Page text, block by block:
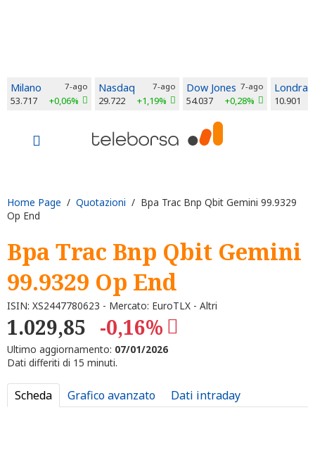
Milano 7-ago
53.717 +0,06%
Nasdaq 7-ago
29.722 +1,19%
Dow Jones 7-ago
54.037 +0,28%
Londra
10.901
Home Page / Quotazioni / Bpa Trac Bnp Qbit Gemini 99.9329
Op End
Bpa Trac Bnp Qbit Gemini
99.9329 Op End
ISIN: XS2447780623 - Mercato: EuroTLX - Altri
1.029,85 -0,16%
Ultimo aggiornamento: 07/01/2026
Dati differiti di 15 minuti.
Scheda Grafico avanzato Dati intraday